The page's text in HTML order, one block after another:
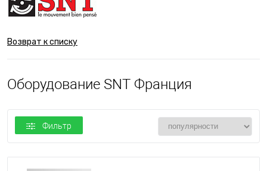
Возврат к списку
Оборудование SNT Франция
Фильтр